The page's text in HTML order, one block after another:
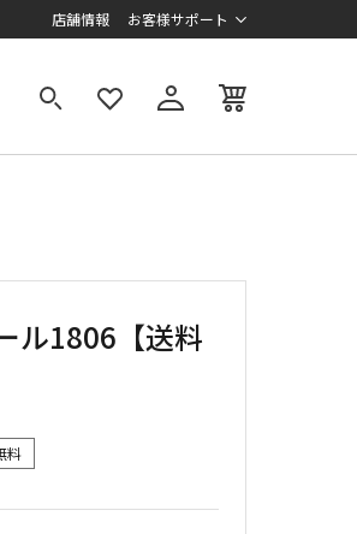
店舗情報 お客様サポート
ル1806【送料
料